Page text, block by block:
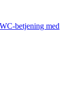
betjening med